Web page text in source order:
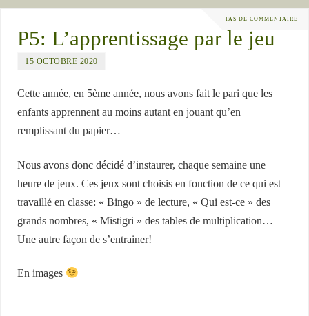
PAS DE COMMENTAIRE
P5: L’apprentissage par le jeu
15 OCTOBRE 2020
Cette année, en 5ème année, nous avons fait le pari que les
enfants apprennent au moins autant en jouant qu’en
remplissant du papier…
Nous avons donc décidé d’instaurer, chaque semaine une
heure de jeux. Ces jeux sont choisis en fonction de ce qui est
travaillé en classe: « Bingo » de lecture, « Qui est-ce » des
grands nombres, « Mistigri » des tables de multiplication…
Une autre façon de s’entrainer!
En images